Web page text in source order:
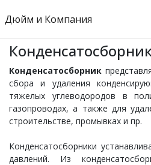
Дюйм и Компания
Конденсатосборник
сбора и удаления
тяжелых углеводородов в
газопроводах, а также для
строительстве, промывках и пр.
Конденсатосборники
давлений. Из